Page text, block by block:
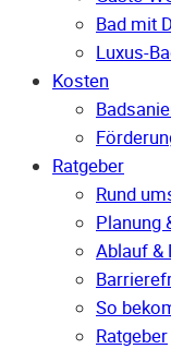
Bad mit
Luxus-
Kosten
Ratgeber
Rund
Planung
Ablauf &
So
Ratgeber